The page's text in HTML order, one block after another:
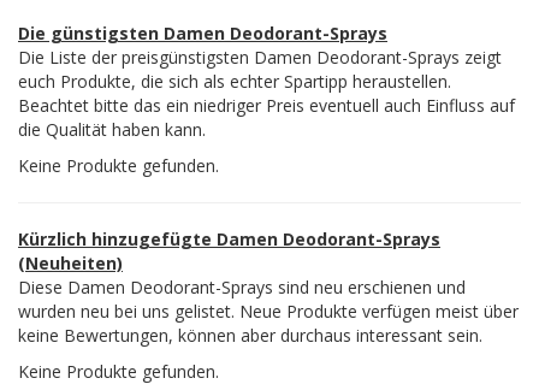
Die günstigsten Damen Deodorant-Sprays
Die Liste der preisgünstigsten Damen Deodorant-Sprays zeigt
euch Produkte, die sich als echter Spartipp heraustellen.
Beachtet bitte das ein niedriger Preis eventuell auch Einfluss auf
die Qualität haben kann.
Keine Produkte gefunden.
Kürzlich hinzugefügte Damen Deodorant-Sprays
(Neuheiten)
Diese Damen Deodorant-Sprays sind neu erschienen und
wurden neu bei uns gelistet. Neue Produkte verfügen meist über
keine Bewertungen, können aber durchaus interessant sein.
Keine Produkte gefunden.